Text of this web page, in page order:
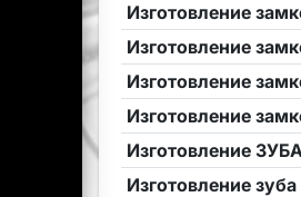
Изготовление
Изготовление
Изготовление
Изготовление
Изготовление
Изготовление